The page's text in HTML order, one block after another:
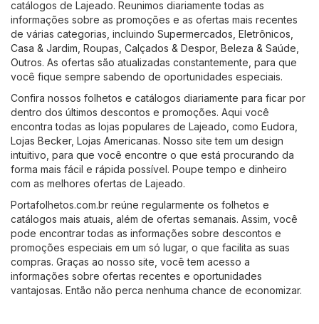
catálogos de Lajeado. Reunimos diariamente todas as
informações sobre as promoções e as ofertas mais recentes
de várias categorias, incluindo Supermercados Eletrônicos
Casa & Jardim Roupas, Calçados & Despor, Beleza & Saúde
Outros. As ofertas são atualizadas constantemente, para que
você fique sempre sabendo de oportunidades especiais.
Confira nossos folhetos e catálogos diariamente para ficar por
dentro dos últimos descontos e promoções. Aqui você
encontra todas as lojas populares de Lajeado, como Eudora
Lojas Becker, Lojas Americanas. Nosso site tem um design
intuitivo, para que você encontre o que está procurando da
forma mais fácil e rápida possível. Poupe tempo e dinheiro
com as melhores ofertas de Lajeado.
Portafolhetos.com.br reúne regularmente os folhetos e
catálogos mais atuais, além de ofertas semanais. Assim, você
pode encontrar todas as informações sobre descontos e
promoções especiais em um só lugar, o que facilita as suas
compras. Graças ao nosso site, você tem acesso a
informações sobre ofertas recentes e oportunidades
vantajosas. Então não perca nenhuma chance de economizar.